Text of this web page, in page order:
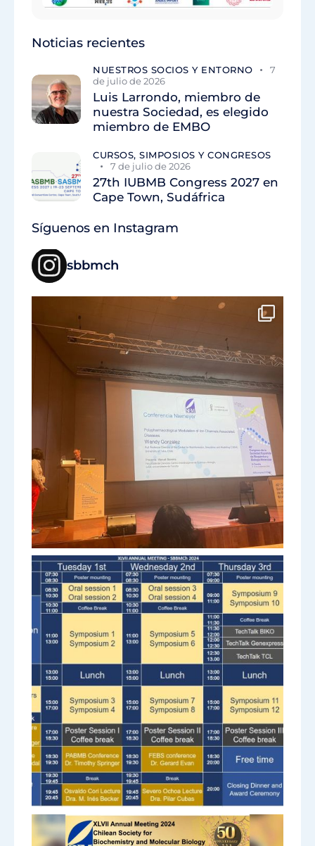
Noticias recientes
NUESTROS SOCIOS Y ENTORNO
7
de julio de 2026
Luis Larrondo, miembro de
nuestra Sociedad, es elegido
miembro de EMBO
CURSOS, SIMPOSIOS Y CONGRESOS
7 de julio de 2026
27th IUBMB Congress 2027 en
Cape Town, Sudáfrica
Síguenos en Instagram
sbbmch